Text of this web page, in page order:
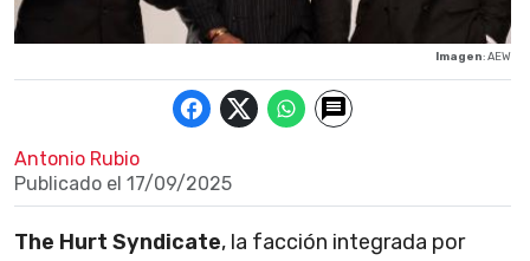
Imagen: AEW
Antonio Rubio
Publicado el 17/09/2025
The Hurt Syndicate, la facción integrada por